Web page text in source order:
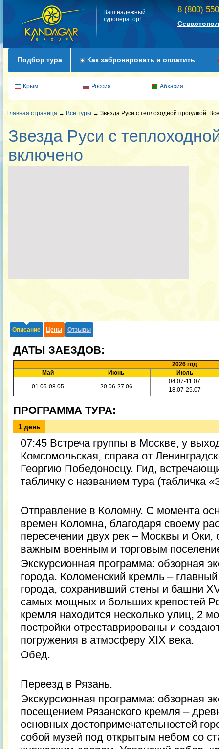
Ваш надежный
туроператор!
8 (800)
Подбор тура Как забронировать и оплатить
Крым Россия Абхазия
Главная страница → Все туры → Звезда Руси с теплоходной прогулкой.
Звезда Руси с
включено
Описание Цены Отзывы
ДАТЫ ЗАЕЗДОВ:
2026 год
Май
Июнь
Июль
01.05-08.05
20.06-27.06
04.07-11.07
18.07-25.07
ПРОГРАММА ТУРА:
1 день
07:45 Встреча группы в Москве, у
Комсомольская, справа от
Георгию Победоносцу. Гид,
табличку с названием тура (табличка
Отправление в Коломну. С момента
времен Коломна, благодаря своему
пересечении двух рек – Москвы и Оки,
важным военным и торговым
Экскурсионная программа: обзорная
города. Коломенский кремль –
города, сохранивший стены и башни
самых мощных и больших крепостей
кремля находится несколько улиц, 2
постройки отреставрированы и
погружения в атмосферу XIX века.
Обед.
Переезд в Рязань.
Экскурсионная программа: обзорная
посещением Рязанского кремля –
основных достопримечательностей
собой музей под открытым небом со